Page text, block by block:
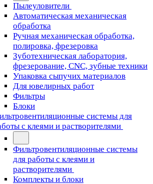
Пылеуловители
Автоматическая механическая
обработка
Ручная механическая обработка,
полировка, фрезеровка
Зуботехническая лаборатория,
фрезерование, CNC, зубные техники
Упаковка сыпучих материалов
Для ювелирных работ
Фильтры
Блоки
системы для
с клеями и растворителями
Фильтровентиляционные системы
для работы с клеями и
растворителями
Комплекты и блоки